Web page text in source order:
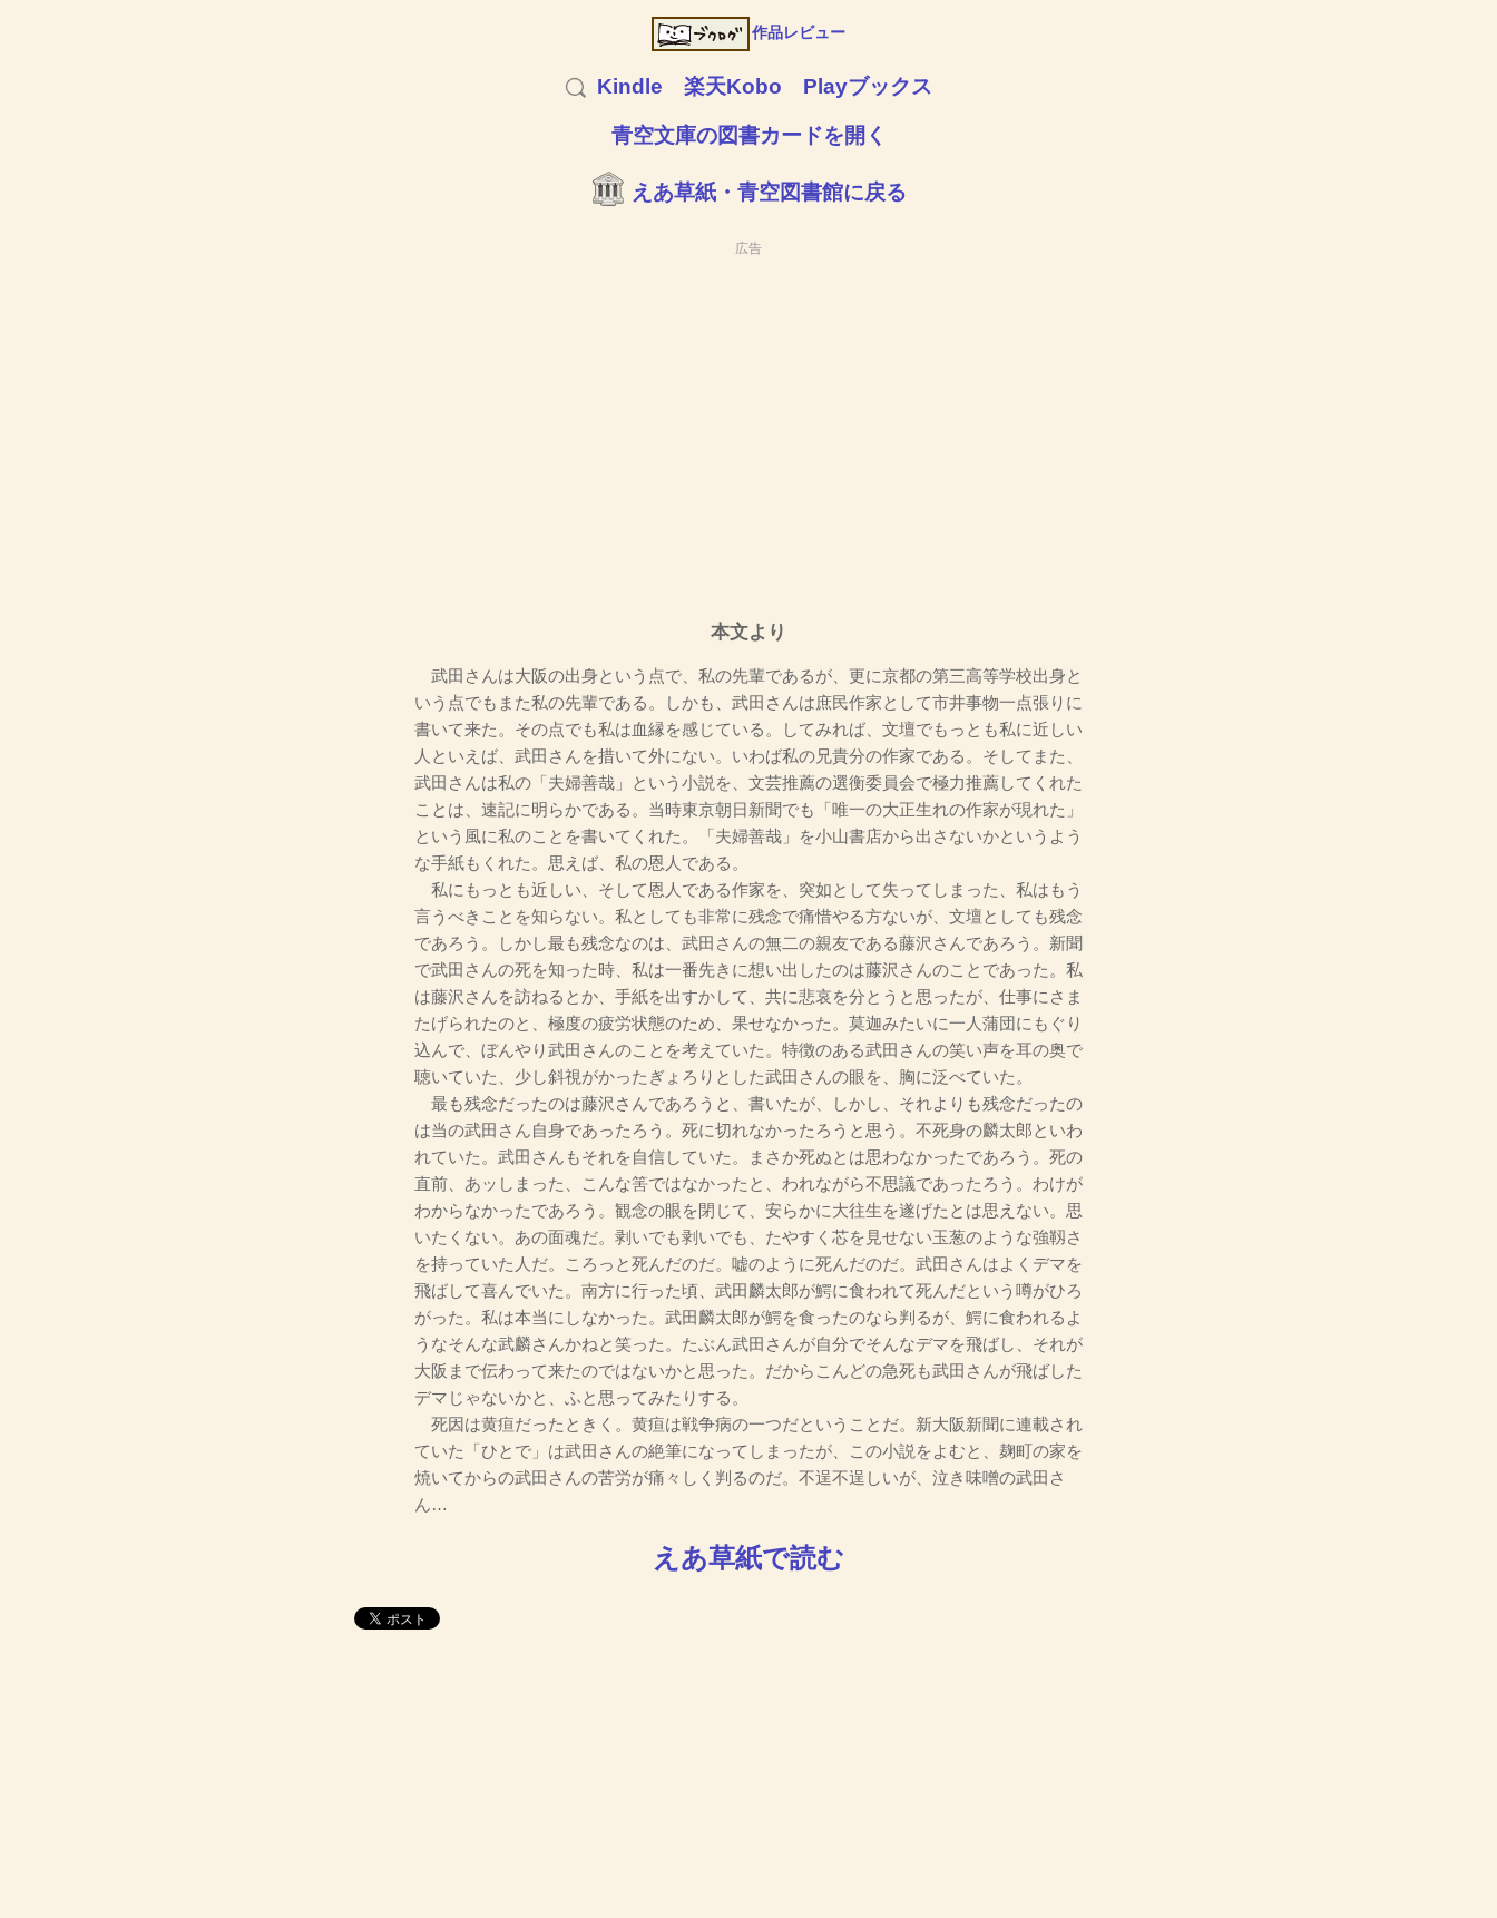
作品レビュー
Kindle 楽天Kobo Playブックス
青空文庫の図書カードを開く
えあ草紙・青空図書館に戻る
広告
本文より
武田さんは大阪の出身という点で、私の先輩であるが、更に京都の第三高等学校出身と
いう点でもまた私の先輩である。しかも、武田さんは庶民作家として市井事物一点張りに
書いて来た。その点でも私は血縁を感じている。してみれば、文壇でもっとも私に近しい
人といえば、武田さんを措いて外にない。いわば私の兄貴分の作家である。そしてまた、
武田さんは私の「夫婦善哉」という小説を、文芸推薦の選衡委員会で極力推薦してくれた
ことは、速記に明らかである。当時東京朝日新聞でも「唯一の大正生れの作家が現れた」
という風に私のことを書いてくれた。「夫婦善哉」を小山書店から出さないかというよう
な手紙もくれた。思えば、私の恩人である。
私にもっとも近しい、そして恩人である作家を、突如として失ってしまった、私はもう
言うべきことを知らない。私としても非常に残念で痛惜やる方ないが、文壇としても残念
であろう。しかし最も残念なのは、武田さんの無二の親友である藤沢さんであろう。新聞
で武田さんの死を知った時、私は一番先きに想い出したのは藤沢さんのことであった。私
は藤沢さんを訪ねるとか、手紙を出すかして、共に悲哀を分とうと思ったが、仕事にさま
たげられたのと、極度の疲労状態のため、果せなかった。莫迦みたいに一人蒲団にもぐり
込んで、ぼんやり武田さんのことを考えていた。特徴のある武田さんの笑い声を耳の奥で
聴いていた、少し斜視がかったぎょろりとした武田さんの眼を、胸に泛べていた。
最も残念だったのは藤沢さんであろうと、書いたが、しかし、それよりも残念だったの
は当の武田さん自身であったろう。死に切れなかったろうと思う。不死身の麟太郎といわ
れていた。武田さんもそれを自信していた。まさか死ぬとは思わなかったであろう。死の
直前、あッしまった、こんな筈ではなかったと、われながら不思議であったろう。わけが
わからなかったであろう。観念の眼を閉じて、安らかに大往生を遂げたとは思えない。思
いたくない。あの面魂だ。剥いでも剥いでも、たやすく芯を見せない玉葱のような強靱さ
を持っていた人だ。ころっと死んだのだ。嘘のように死んだのだ。武田さんはよくデマを
飛ばして喜んでいた。南方に行った頃、武田麟太郎が鰐に食われて死んだという噂がひろ
がった。私は本当にしなかった。武田麟太郎が鰐を食ったのなら判るが、鰐に食われるよ
うなそんな武麟さんかねと笑った。たぶん武田さんが自分でそんなデマを飛ばし、それが
大阪まで伝わって来たのではないかと思った。だからこんどの急死も武田さんが飛ばした
デマじゃないかと、ふと思ってみたりする。
死因は黄疸だったときく。黄疸は戦争病の一つだということだ。新大阪新聞に連載され
ていた「ひとで」は武田さんの絶筆になってしまったが、この小説をよむと、麹町の家を
焼いてからの武田さんの苦労が痛々しく判るのだ。不逞不逞しいが、泣き味噌の武田さ
ん…
えあ草紙で読む